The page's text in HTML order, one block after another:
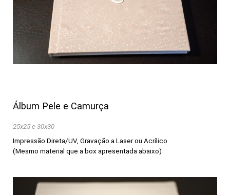
Álbum Pele e Camurça
25x25 e 30x30
Impressão Direta/UV, Gravação a Laser ou Acrílico
(Mesmo material que a box apresentada abaixo)